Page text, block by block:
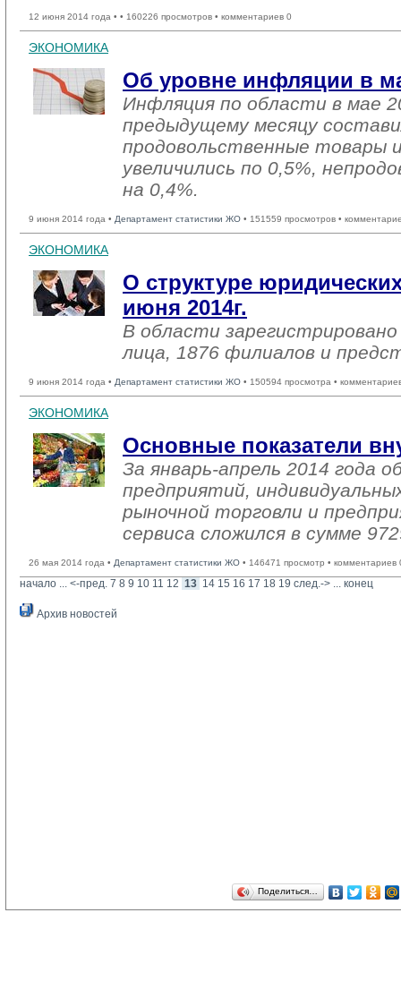
12 июня 2014 года • • 160226 просмотров • комментариев 0
ЭКОНОМИКА
Об уровне инфляции в
Инфляция по области в мае
предыдущему месяцу
продовольственные товары
увеличились по 0,5%,
на 0,4%.
9 июня 2014 года • Департамент статистики ЖО • 151559 просмотров •
ЭКОНОМИКА
О структуре
июня 2014г.
В области
лица, 1876 филиалов и
9 июня 2014 года • Департамент статистики ЖО • 150594 просмотра •
ЭКОНОМИКА
Основные показатели
За январь-апрель 2014 года
предприятий,
рыночной торговли и
сервиса сложился в сумме
26 мая 2014 года • Департамент статистики ЖО • 146471 просмотр • комментариев
начало ... <-пред. 7 8 9 10 11 12 13 14 15 16 17 18 19 след.-> ... конец
Архив новостей
Поделиться…